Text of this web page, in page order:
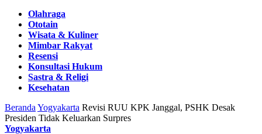
Olahraga
Ototain
Wisata & Kuliner
Mimbar Rakyat
Resensi
Konsultasi Hukum
Sastra & Religi
Kesehatan
Beranda Yogyakarta Revisi RUU KPK Janggal, PSHK Desak
Presiden Tidak Keluarkan Surpres
Yogyakarta